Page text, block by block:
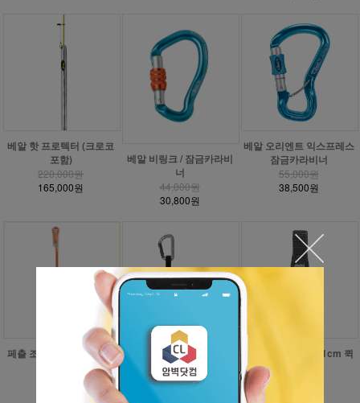
베알 핫 프로텍터 (크로코
포함)
220,000원
165,000원
베알 비링크 / 잠금카라비
너
44,000원
30,800원
베알 오리엔트 익스프레스
잠금카라비너
55,000원
38,500원
페츨 조코-I 랜야드 70CM 페츨 스피릿 익스프레스 17
cm 6개세트 퀵드로우
425,000원
340,000원
페츨 익스프레스 11cm 퀵